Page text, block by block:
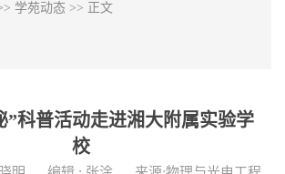
学苑动态 >> 正文
”科普活动走进湘大附属实验学
校